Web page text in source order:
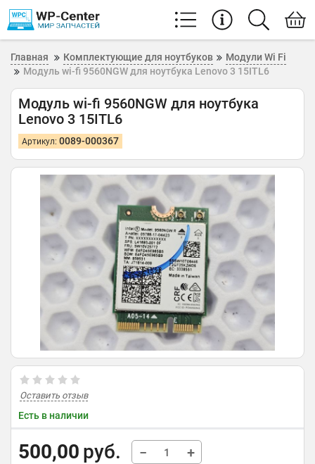
Главная Комплектующие для ноутбуков
Модули Wi Fi
Модуль wi-fi 9560NGW для ноутбука Lenovo 3 15ITL6
Модуль wi-fi 9560NGW для ноутбука
Lenovo 3 15ITL6
Артикул: 0089-000367
Оставить отзыв
Есть в наличии
500,00 руб. − +